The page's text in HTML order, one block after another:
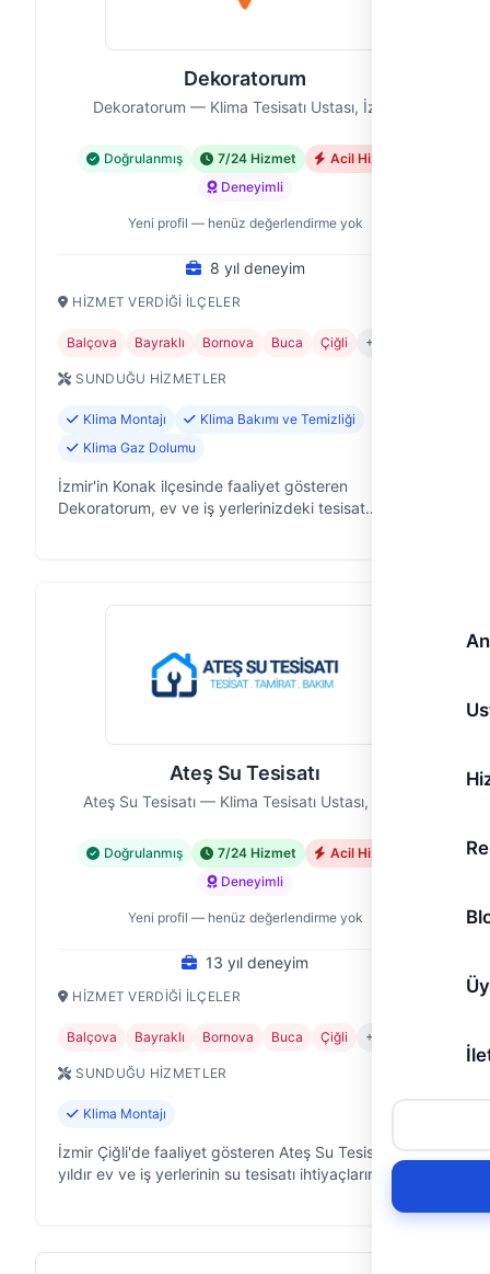
Dekoratorum
Dekoratorum — Klima Tesisatı Ustası, İzmir
Doğrulanmış 7/24 Hizmet
Acil Hizmet
Deneyimli
Yeni profil — henüz değerlendirme yok
8 yıl deneyim
HIZMET VERDIĞI İLÇELER
Balçova Bayraklı Bornova Buca Çiğli +7
SUNDUĞU HIZMETLER
Klima Montajı
Klima Bakımı ve Temizliği
Klima Gaz Dolumu
İzmir'in Konak ilçesinde faaliyet gösteren
Dekoratorum, ev ve iş yerlerinizdeki tesisat
Ateş Su Tesisatı
Ateş Su Tesisatı — Klima Tesisatı Ustası, İzmir
Doğrulanmış 7/24 Hizmet
Acil Hizmet
Deneyimli
Yeni profil — henüz değerlendirme yok
13 yıl deneyim
HIZMET VERDIĞI İLÇELER
Balçova Bayraklı Bornova Buca Çiğli +7
SUNDUĞU HIZMETLER
Klima Montajı
İzmir Çiğli'de faaliyet gösteren Ateş Su Tesisatı, 13
yıldır ev ve iş yerlerinin su tesisatı ihtiyaçlarına